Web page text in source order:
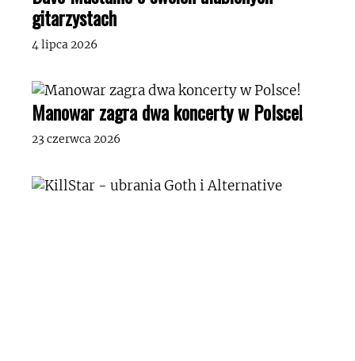
gitarzystach
4 lipca 2026
Manowar zagra dwa koncerty w Polsce!
23 czerwca 2026